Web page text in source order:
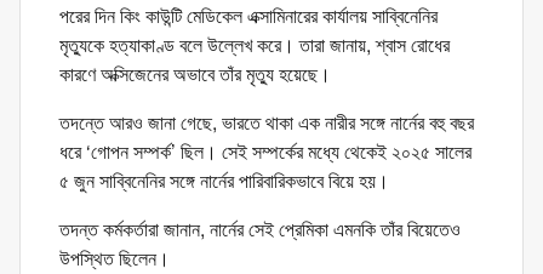
পরের দিন কিং কাউন্টি মেডিকেল এক্সামিনারের কার্যালয় সাব্বিনেনির
মৃত্যুকে হত্যাকাণ্ড বলে উল্লেখ করে। তারা জানায়, শ্বাস রোধের
কারণে অক্সিজেনের অভাবে তাঁর মৃত্যু হয়েছে।
তদন্তে আরও জানা গেছে, ভারতে থাকা এক নারীর সঙ্গে নার্নের বহু বছর
ধরে ‘গোপন সম্পর্ক’ ছিল। সেই সম্পর্কের মধ্যে থেকেই ২০২৫ সালের
৫ জুন সাব্বিনেনির সঙ্গে নার্নের পারিবারিকভাবে বিয়ে হয়।
তদন্ত কর্মকর্তারা জানান, নার্নের সেই প্রেমিকা এমনকি তাঁর বিয়েতেও
উপস্থিত ছিলেন।